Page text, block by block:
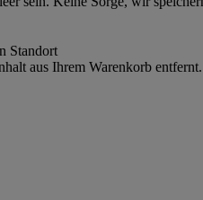
Standort
aus Ihrem Warenkorb